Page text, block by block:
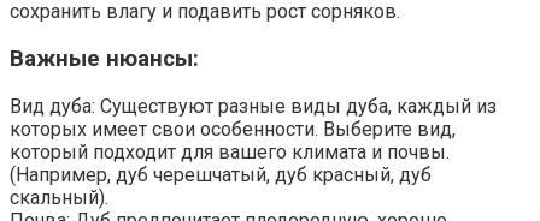
сохранить влагу и подавить рост сорняков.
Важные нюансы:
Вид дуба: Существуют разные виды дуба, каждый из
которых имеет свои особенности. Выберите вид,
который подходит для вашего климата и почвы.
(Например, дуб черешчатый, дуб красный, дуб
скальный).